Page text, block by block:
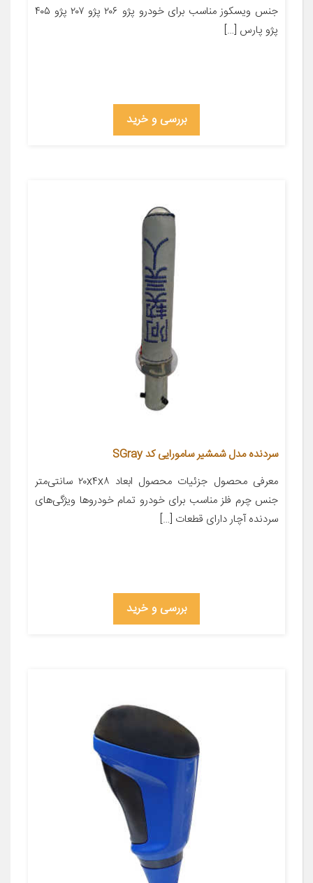
جنس ویسکوز مناسب برای خودرو پژو ۲۰۶ پژو ۲۰۷ پژو ۴۰۵
پژو پارس […]
بررسی و خرید
سردنده مدل شمشیر سامورایی کد SGray
معرفی محصول جزئیات محصول ابعاد ۲۰x۴x۸ سانتی‌متر
جنس چرم فلز مناسب برای خودرو تمام خودروها ویژگی‌های
سردنده آچار دارای قطعات […]
بررسی و خرید